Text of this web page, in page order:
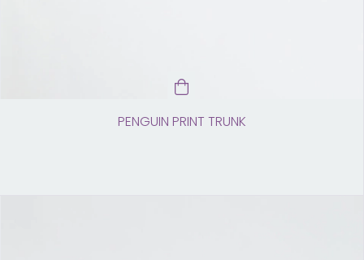
PENGUIN PRINT TRUNK